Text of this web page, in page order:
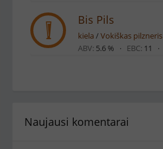
Bis Pils
kiela /Vokiškas pilzneris
ABV: 5.6 % · EBC: 11 ·
Naujausi komentarai